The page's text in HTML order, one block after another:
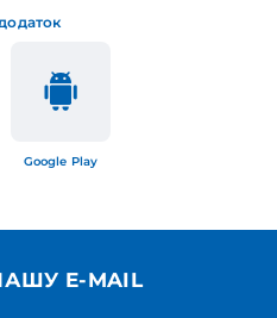
Google Play
E-MAIL